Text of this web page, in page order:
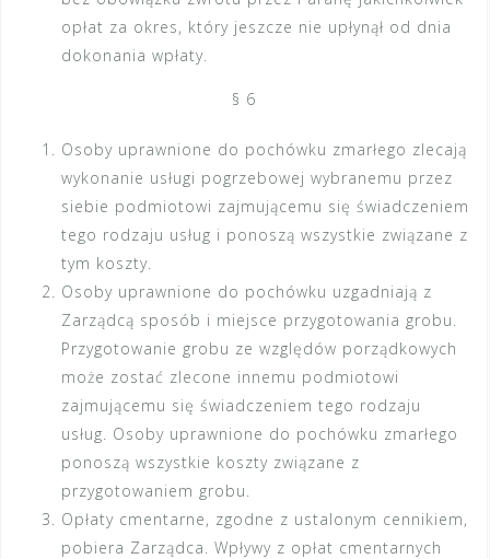
opłat za okres, który jeszcze nie upłynął od dnia
dokonania wpłaty.
§ 6
Osoby uprawnione do pochówku zmarłego zlecają
wykonanie usługi pogrzebowej wybranemu przez
siebie podmiotowi zajmującemu się świadczeniem
tego rodzaju usług i ponoszą wszystkie związane z
tym koszty.
Osoby uprawnione do pochówku uzgadniają z
Zarządcą sposób i miejsce przygotowania grobu.
Przygotowanie grobu ze względów porządkowych
może zostać zlecone innemu podmiotowi
zajmującemu się świadczeniem tego rodzaju
usług. Osoby uprawnione do pochówku zmarłego
ponoszą wszystkie koszty związane z
przygotowaniem grobu.
Opłaty cmentarne, zgodne z ustalonym cennikiem,
pobiera Zarządca. Wpływy z opłat cmentarnych